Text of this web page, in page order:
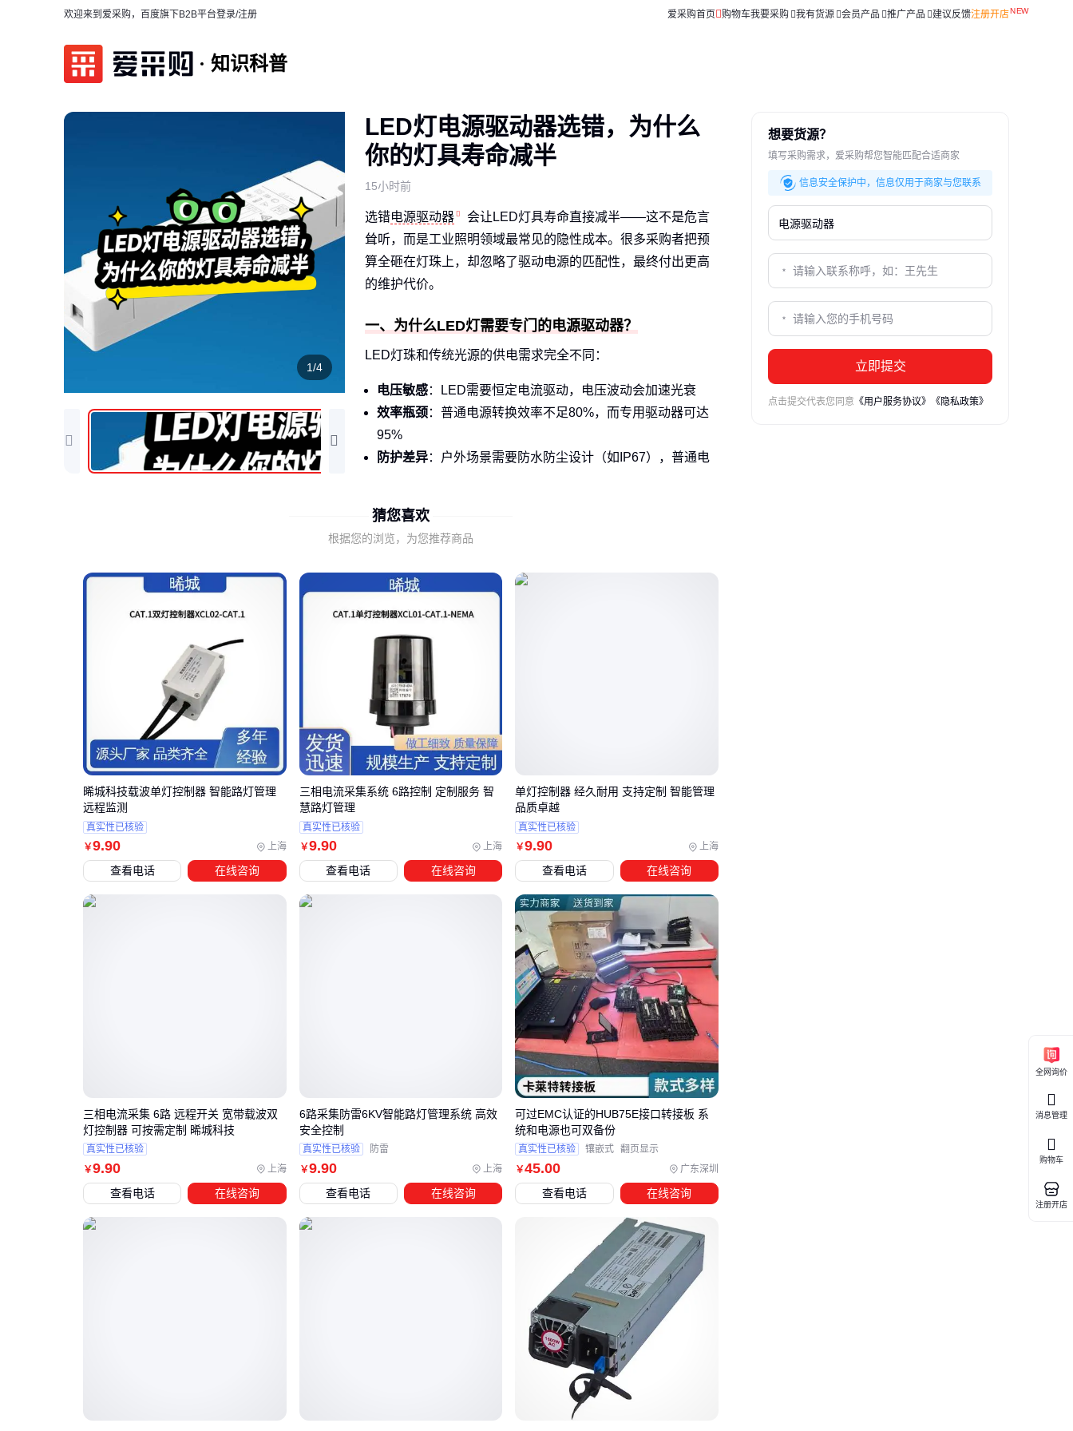
欢迎来到爱采购，百度旗下B2B平台登录/注册 爱采购首页 购物车我要采购 我有货源 会员产品 推广产品 建议反馈注册开店
知识科普
1/4
LED灯电源驱动器选错，为什么
你的灯具寿命减半
15小时前
选错电源驱动器
会让LED灯具寿命直接减半——这不是危言
耸听，而是工业照明领域最常见的隐性成本。很多采购者把预
算全砸在灯珠上，却忽略了驱动电源的匹配性，最终付出更高
的维护代价。
一、为什么LED灯需要专门的电源驱动器？
LED灯珠和传统光源的供电需求完全不同：
电压敏感：LED需要恒定电流驱动，电压波动会加速光衰
效率瓶颈：普通电源转换效率不足80%，而专用驱动器可达
95%
防护差异：户外场景需要防水防尘设计（如IP67），普通电
市场上常见的
波动。比如这款兼顾防护与稳定性的方案：
二、电源驱动器的工作原理与常见误区
核心原理是通过PWM（脉宽调制）控制电流，但存在三个认知
盲区：
恒流≠长寿
达±20%
功率匹配陷阱：标称200W的驱动器，实际持续负载建议不超
过160W
温度影响 ：每升高10℃环境温度，电解电容寿命减半
栅极电源驱动器
这类精密控制器件，虽然单价高
但能避免二次更换成本。
结论 ：理解原理才能避开参数游戏。⚡
三、如何根据需求选择适合的电源驱动器？
关键优势
室内固定安装 成本低、体积小
工业电机配套 抗干扰强
精密仪器供电 纹波系数低
开关电源适合大多数LED照明场景，比如这款35W方案：
交流电源 在车间等复杂电磁环境更可靠，例如：
：先确定使用环境，再选技术路线。⚡
四、电源驱动器之外，还需要哪些配套设备？
会导致压降，这款3 6+16
：密闭机柜必须加装散热器
，铝型材翅片方案性
：伺服设备旁建议增加滤波器
猜您喜欢
根据您的浏览，为您推荐商品
￥9.90 上海
晞城科技载波单灯控制器 智能路灯管理
远程监测
真实性已核验
查看电话 在线咨询
￥9.90 上海
三相电流采集系统 6路控制 定制服务 智
慧路灯管理
真实性已核验
查看电话 在线咨询
￥9.90 上海
单灯控制器 经久耐用 支持定制 智能管理
品质卓越
真实性已核验
查看电话 在线咨询
￥9.90 上海
三相电流采集 6路 远程开关 宽带载波双
灯控制器 可按需定制 晞城科技
真实性已核验
查看电话 在线咨询
￥9.90 上海
6路采集防雷6KV智能路灯管理系统 高效
安全控制
真实性已核验 防雷
查看电话 在线咨询
￥45.00 广东深圳
可过EMC认证的HUB75E接口转接板 系
统和电源也可双备份
真实性已核验 镶嵌式 翻页显示
查看电话 在线咨询
想要货源？
填写采购需求，爱采购帮您智能匹配合适商家
信息安全保护中，信息仅用于商家与您联系
立即提交
点击提交代表您同意 《用户服务协议》 《隐私政策》
全网询价
消息管理
购物车
注册开店